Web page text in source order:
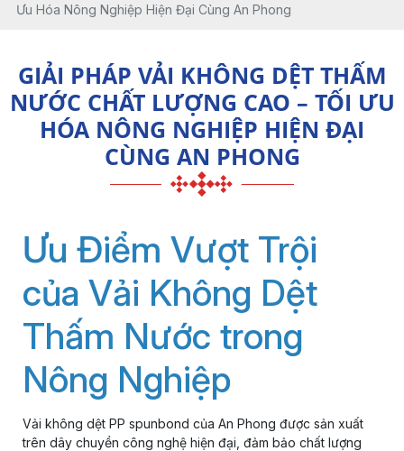
Ưu Hóa Nông Nghiệp Hiện Đại Cùng An Phong
GIẢI PHÁP VẢI KHÔNG DỆT THẤM
NƯỚC CHẤT LƯỢNG CAO – TỐI ƯU
HÓA NÔNG NGHIỆP HIỆN ĐẠI
CÙNG AN PHONG
Ưu Điểm Vượt Trội
của Vải Không Dệt
Thấm Nước trong
Nông Nghiệp
Vải không dệt PP spunbond của An Phong được sản xuất
trên dây chuyền công nghệ hiện đại, đảm bảo chất lượng